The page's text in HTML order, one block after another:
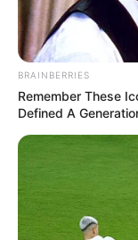
BRAINBERRIES
Remember These
Defined A